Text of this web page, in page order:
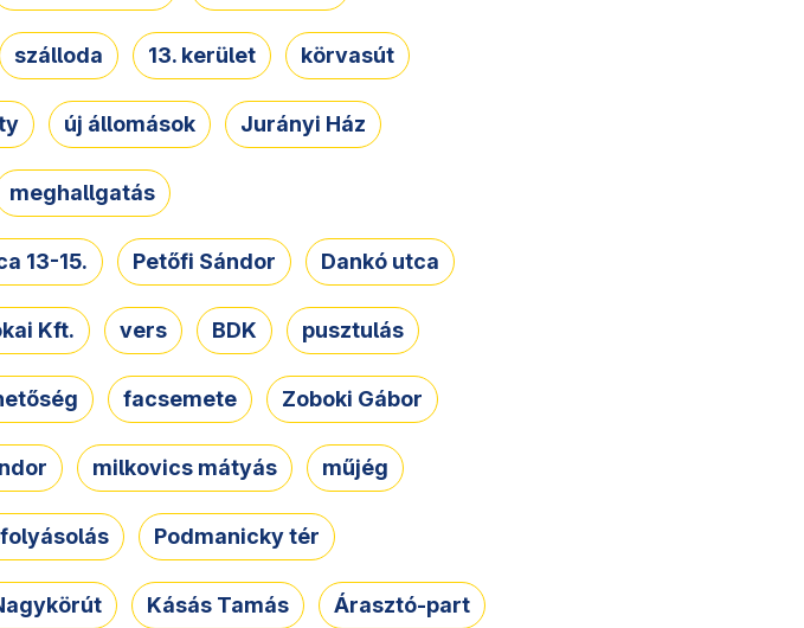
szálloda 13. kerület körvasút
új állomások Jurányi Ház
meghallgatás
13-15. Petőfi Sándor Dankó utca
Kft. vers BDK pusztulás
facsemete Zoboki Gábor
milkovics mátyás műjég
Podmanicky tér
Kásás Tamás Árasztó-part